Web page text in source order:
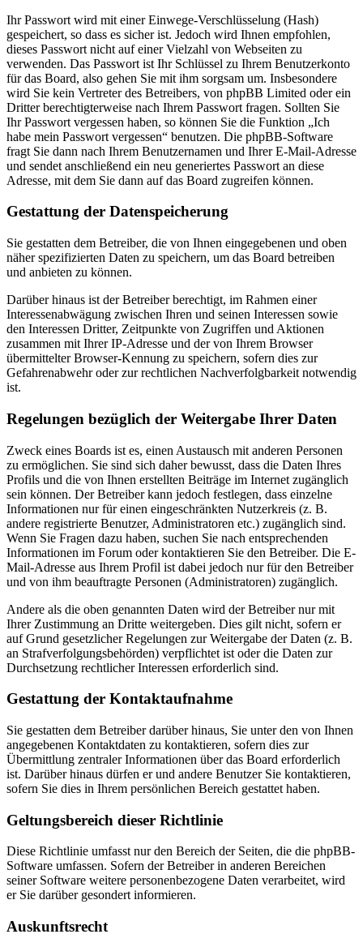
Ihr Passwort wird mit einer Einwege-Verschlüsselung (Hash)
gespeichert, so dass es sicher ist. Jedoch wird Ihnen empfohlen,
dieses Passwort nicht auf einer Vielzahl von Webseiten zu
verwenden. Das Passwort ist Ihr Schlüssel zu Ihrem Benutzerkonto
für das Board, also gehen Sie mit ihm sorgsam um. Insbesondere
wird Sie kein Vertreter des Betreibers, von phpBB Limited oder ein
Dritter berechtigterweise nach Ihrem Passwort fragen. Sollten Sie
Ihr Passwort vergessen haben, so können Sie die Funktion „Ich
habe mein Passwort vergessen“ benutzen. Die phpBB-Software
fragt Sie dann nach Ihrem Benutzernamen und Ihrer E-Mail-Adresse
und sendet anschließend ein neu generiertes Passwort an diese
Adresse, mit dem Sie dann auf das Board zugreifen können.
Gestattung der Datenspeicherung
Sie gestatten dem Betreiber, die von Ihnen eingegebenen und oben
näher spezifizierten Daten zu speichern, um das Board betreiben
und anbieten zu können.
Darüber hinaus ist der Betreiber berechtigt, im Rahmen einer
Interessenabwägung zwischen Ihren und seinen Interessen sowie
den Interessen Dritter, Zeitpunkte von Zugriffen und Aktionen
zusammen mit Ihrer IP-Adresse und der von Ihrem Browser
übermittelter Browser-Kennung zu speichern, sofern dies zur
Gefahrenabwehr oder zur rechtlichen Nachverfolgbarkeit notwendig
ist.
Regelungen bezüglich der Weitergabe Ihrer Daten
Zweck eines Boards ist es, einen Austausch mit anderen Personen
zu ermöglichen. Sie sind sich daher bewusst, dass die Daten Ihres
Profils und die von Ihnen erstellten Beiträge im Internet zugänglich
sein können. Der Betreiber kann jedoch festlegen, dass einzelne
Informationen nur für einen eingeschränkten Nutzerkreis (z. B.
andere registrierte Benutzer, Administratoren etc.) zugänglich sind.
Wenn Sie Fragen dazu haben, suchen Sie nach entsprechenden
Informationen im Forum oder kontaktieren Sie den Betreiber. Die E-
Mail-Adresse aus Ihrem Profil ist dabei jedoch nur für den Betreiber
und von ihm beauftragte Personen (Administratoren) zugänglich.
Andere als die oben genannten Daten wird der Betreiber nur mit
Ihrer Zustimmung an Dritte weitergeben. Dies gilt nicht, sofern er
auf Grund gesetzlicher Regelungen zur Weitergabe der Daten (z. B.
an Strafverfolgungsbehörden) verpflichtet ist oder die Daten zur
Durchsetzung rechtlicher Interessen erforderlich sind.
Gestattung der Kontaktaufnahme
Sie gestatten dem Betreiber darüber hinaus, Sie unter den von Ihnen
angegebenen Kontaktdaten zu kontaktieren, sofern dies zur
Übermittlung zentraler Informationen über das Board erforderlich
ist. Darüber hinaus dürfen er und andere Benutzer Sie kontaktieren,
sofern Sie dies in Ihrem persönlichen Bereich gestattet haben.
Geltungsbereich dieser Richtlinie
Diese Richtlinie umfasst nur den Bereich der Seiten, die die phpBB-
Software umfassen. Sofern der Betreiber in anderen Bereichen
seiner Software weitere personenbezogene Daten verarbeitet, wird
er Sie darüber gesondert informieren.
Auskunftsrecht